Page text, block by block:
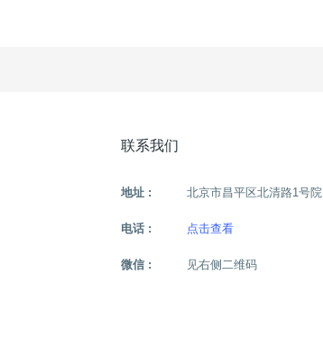
联系我们
地址 : 北京市昌平区北清路1号院
电话 : 点击查看
微信 : 见右侧二维码